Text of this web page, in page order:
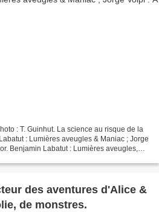
: T. Guinhut. La science au risque de la
: Lumières aveugles & Maniac ; Jorge
Benjamin Labatut : Lumières aveugles,
des aventures d'Alice &
de monstres.